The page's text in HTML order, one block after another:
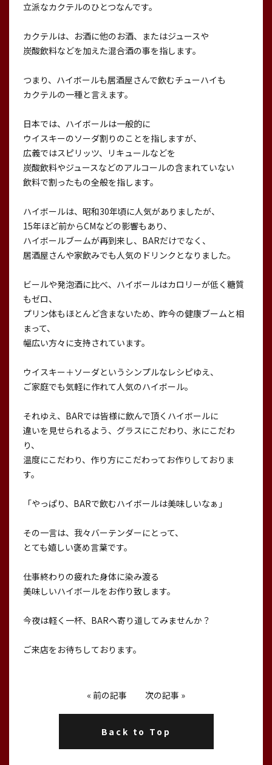
立派なカクテルのひとつなんです。
カクテルは、お酒に他のお酒、またはジュースや
炭酸飲料などを加えた混合酒の事を指します。
つまり、ハイボールも居酒屋さんで飲むチューハイも
カクテルの一種と言えます。
日本では、ハイボールは一般的に
ウイスキーのソーダ割りのことを指しますが、
広義ではスピリッツ、リキュールなどを
炭酸飲料やジュースなどのアルコールの含まれていない
飲料で割ったもの全般を指します。
ハイボールは、昭和30年頃に人気がありましたが、
15年ほど前からCMなどの影響もあり、
ハイボールブームが再到来し、BARだけでなく、
居酒屋さんや家飲みでも人気のドリンクとなりました。
ビールや発泡酒に比べ、ハイボールはカロリーが低く糖質
もゼロ、
プリン体もほとんど含まないため、昨今の健康ブームと相
まって、
幅広い方々に支持されています。
ウイスキー＋ソーダというシンプルなレシピゆえ、
ご家庭でも気軽に作れて人気のハイボール。
それゆえ、BARでは皆様に飲んで頂くハイボールに
違いを見せられるよう、グラスにこだわり、氷にこだわ
り、
温度にこだわり、作り方にこだわってお作りしておりま
す。
「やっぱり、BARで飲むハイボールは美味しいなぁ」
その一言は、我々バーテンダーにとって、
とても嬉しい褒め言葉です。
仕事終わりの疲れた身体に染み渡る
美味しいハイボールをお作り致します。
今夜は軽く一杯、BARへ寄り道してみませんか？
ご来店をお待ちしております。
« 前の記事 次の記事 »
Back to Top